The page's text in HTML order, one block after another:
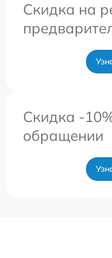
Скидка на
Скидка -
обращении